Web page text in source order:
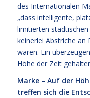
des Internationalen
„dass intelligente,
limitierten
keinerlei Abstriche an
waren. Ein
Höhe der Zeit
Marke – Auf der
treffen sich die